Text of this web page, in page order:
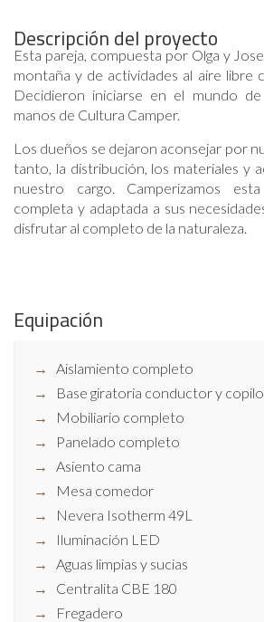
Descripción del proyecto
Esta pareja, compuesta por Olga y
montaña y de actividades al aire libre
Decidieron iniciarse en el mundo
manos de Cultura Camper.
Los dueños se dejaron aconsejar por
tanto, la distribución, los materiales y
nuestro cargo. Camperizamos
completa y adaptada a sus
disfrutar al completo de la naturaleza.
Equipación
Aislamiento completo
Base giratoria conductor y
Mobiliario completo
Panelado completo
Asiento cama
Mesa comedor
Nevera Isotherm 49L
Iluminación LED
Aguas limpias y sucias
Centralita CBE 180
Fregadero